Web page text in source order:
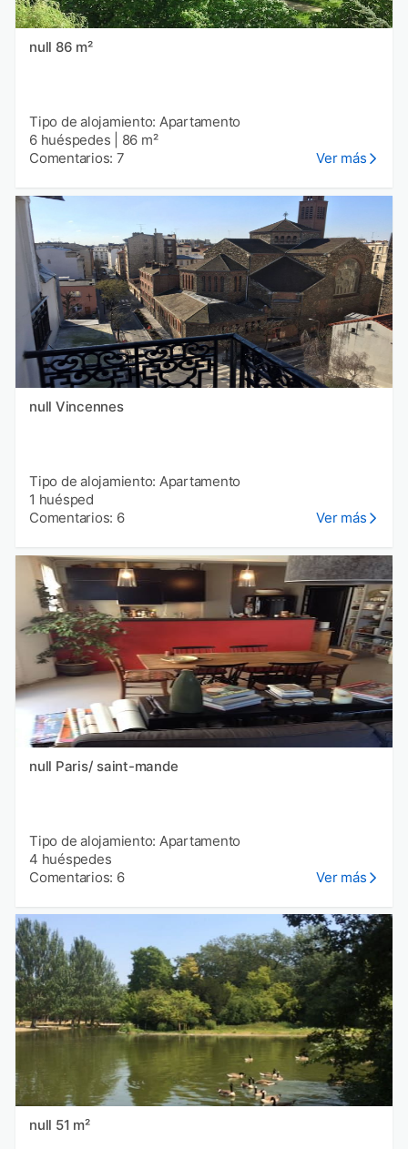
null 86 m²
Tipo de alojamiento: Apartamento
6 huéspedes
86 m²
Comentarios: 7
Ver más
null Vincennes
Tipo de alojamiento: Apartamento
1 huésped
Comentarios: 6
Ver más
null Paris/ saint-mande
Tipo de alojamiento: Apartamento
4 huéspedes
Comentarios: 6
Ver más
null 51 m²